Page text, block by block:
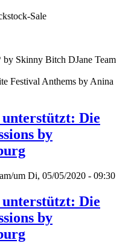
Sale
by Skinny Bitch DJane Team
Festival Anthems by Anina
unterstützt: Die
by
am/um Di, 05/05/2020 - 09:30
unterstützt: Die
by